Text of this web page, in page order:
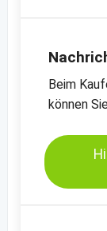
Beim
können